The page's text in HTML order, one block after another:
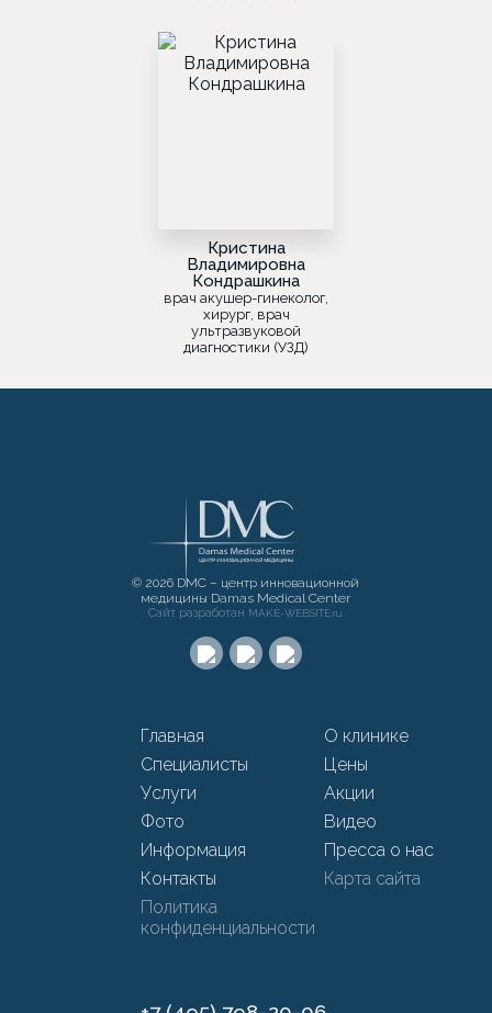
Кристина
Владимировна
Кондрашкина
врач акушер-гинеколог,
хирург, врач
ультразвуковой
диагностики (УЗД)
© 2026 DMC – центр инновационной
медицины Damas Medical Center
Сайт разработан MAKE-WEBSITE.ru
Главная
О клинике
Специалисты
Цены
Услуги
Акции
Фото
Видео
Информация
Пресса о нас
Контакты
Карта сайта
Политика
конфиденциальности